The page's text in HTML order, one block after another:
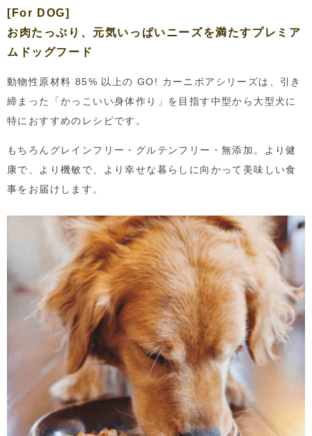
[For DOG]
お肉たっぷり、元気いっぱいニーズを満たすプレミア
ムドッグフード
動物性原材料 85% 以上の GO! カーニボアシリーズは、引き
締まった「かっこいい身体作り」を目指す中型から大型犬に
特におすすめのレシピです。
もちろんグレインフリー・グルテンフリー・無添加。より健
康で、より機敏で、より幸せな暮らしに向かって美味しい食
事をお届けします。